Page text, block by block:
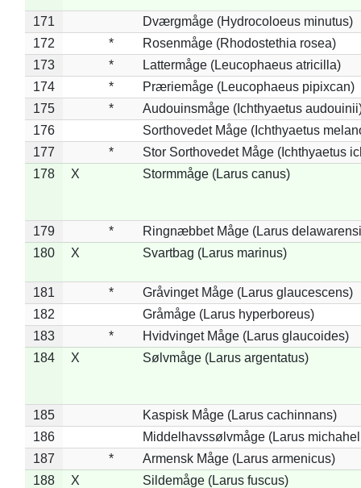
171
Dværgmåge (Hydrocoloeus minutus)
172
*
Rosenmåge (Rhodostethia rosea)
173
*
Lattermåge (Leucophaeus atricilla)
174
*
Præriemåge (Leucophaeus pipixcan)
175
*
Audouinsmåge (Ichthyaetus
176
Sorthovedet Måge (Ichthyaetus
177
*
Stor Sorthovedet Måge (Ichthyaetus
178
X Stormmåge (Larus canus)
179 *
Ringnæbbet Måge (Larus
180
X Svartbag (Larus marinus)
181 *
Gråvinget Måge (Larus glaucescens)
182
Gråmåge (Larus hyperboreus)
183
*
Hvidvinget Måge (Larus glaucoides)
184
X Sølvmåge (Larus argentatus)
185
Kaspisk Måge (Larus cachinnans)
186
Middelhavssølvmåge (Larus
187
*
Armensk Måge (Larus armenicus)
188
X Sildemåge (Larus fuscus)